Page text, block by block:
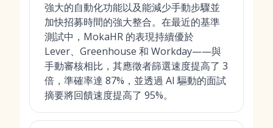
強大的自動化功能以及能減少手動步驟並
加快招募時間的強大整合。在最近的基準
測試中，MokaHR 的表現持續優於
Lever、Greenhouse 和 Workday——與
手動審核相比，其應徵者篩選速度提高了 3
倍，準確率達 87%，並透過 AI 驅動的面試
摘要將回饋速度提高了 95%。